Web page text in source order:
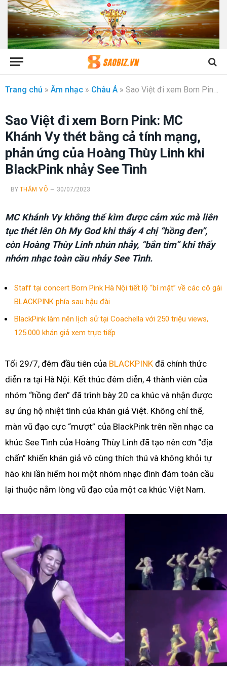
Trang chủ » Âm nhạc » Châu Á » Sao Việt đi xem Born Pink: MC Khánh Vy thét bằng cả tính mạng, phản ứng của Hoàng Thùy Linh khi BlackPink nhảy See Tình
Sao Việt đi xem Born Pink: MC
Khánh Vy thét bằng cả tính mạng,
phản ứng của Hoàng Thùy Linh khi
BlackPink nhảy See Tình
BY THẮM VÕ 30/07/2023
MC Khánh Vy không thể kìm được cảm xúc mà liên
tục thét lên Oh My God khi thấy 4 chị “hồng đen”,
còn Hoàng Thùy Linh nhún nhảy, “bắn tim” khi thấy
nhóm nhạc toàn cầu nhảy See Tình.
Staff tại concert Born Pink Hà Nội tiết lộ “bí mật” về các cô gái
BLACKPINK phía sau hậu đài
BlackPink làm nên lịch sử tại Coachella với 250 triệu views,
125.000 khán giả xem trực tiếp
Tối 29/7, đêm đầu tiên của BLACKPINK đã chính thức
diễn ra tại Hà Nội. Kết thúc đêm diễn, 4 thành viên của
nhóm “hồng đen” đã trình bày 20 ca khúc và nhận được
sự ủng hộ nhiệt tình của khán giả Việt. Không chỉ thế,
màn vũ đạo cực “mượt” của BlackPink trên nền nhạc ca
khúc See Tình của Hoàng Thùy Linh đã tạo nên cơn “địa
chấn” khiến khán giả vô cùng thích thú và không khỏi tự
hào khi lần hiếm hoi một nhóm nhạc đình đám toàn cầu
lại thuộc nằm lòng vũ đạo của một ca khúc Việt Nam.